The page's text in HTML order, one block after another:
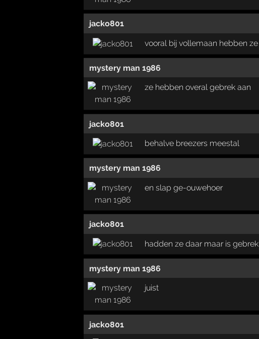
jacko801
vooral bij vollemaan hebben
mystery man 1986
ze hebben overal gebrek aan
jacko801
behalve breezers meestal
mystery man 1986
en slap ge-ouwehoer
jacko801
hadden ze daar maar is
mystery man 1986
juist
jacko801